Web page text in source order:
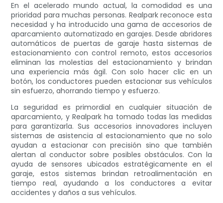
En el acelerado mundo actual, la comodidad es una
prioridad para muchas personas. Realpark reconoce esta
necesidad y ha introducido una gama de accesorios de
aparcamiento automatizado en garajes. Desde abridores
automáticos de puertas de garaje hasta sistemas de
estacionamiento con control remoto, estos accesorios
eliminan las molestias del estacionamiento y brindan
una experiencia más ágil. Con solo hacer clic en un
botón, los conductores pueden estacionar sus vehículos
sin esfuerzo, ahorrando tiempo y esfuerzo.
La seguridad es primordial en cualquier situación de
aparcamiento, y Realpark ha tomado todas las medidas
para garantizarla. Sus accesorios innovadores incluyen
sistemas de asistencia al estacionamiento que no solo
ayudan a estacionar con precisión sino que también
alertan al conductor sobre posibles obstáculos. Con la
ayuda de sensores ubicados estratégicamente en el
garaje, estos sistemas brindan retroalimentación en
tiempo real, ayudando a los conductores a evitar
accidentes y daños a sus vehículos.